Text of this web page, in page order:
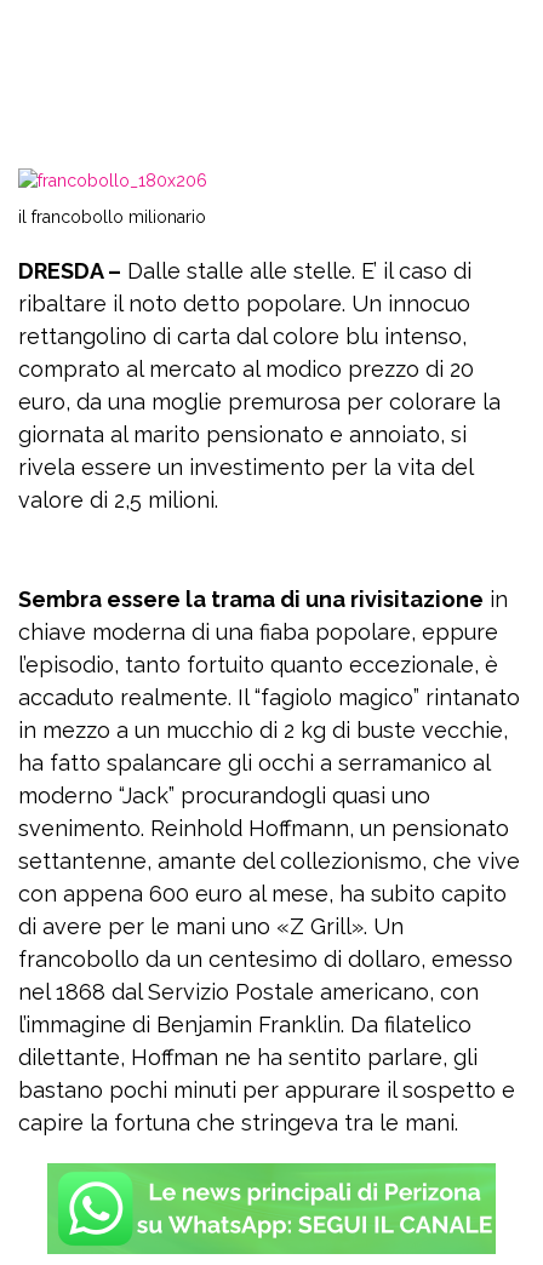
il francobollo milionario
DRESDA – Dalle stalle alle stelle. E’ il caso di
ribaltare il noto detto popolare. Un innocuo
rettangolino di carta dal colore blu intenso,
comprato al mercato al modico prezzo di 20
euro, da una moglie premurosa per colorare la
giornata al marito pensionato e annoiato, si
rivela essere un investimento per la vita del
valore di 2,5 milioni.
Sembra essere la trama di una rivisitazione in
chiave moderna di una fiaba popolare, eppure
l’episodio, tanto fortuito quanto eccezionale, è
accaduto realmente. Il “fagiolo magico” rintanato
in mezzo a un mucchio di 2 kg di buste vecchie,
ha fatto spalancare gli occhi a serramanico al
moderno “Jack” procurandogli quasi uno
svenimento. Reinhold Hoffmann, un pensionato
settantenne, amante del collezionismo, che vive
con appena 600 euro al mese, ha subito capito
di avere per le mani uno «Z Grill». Un
francobollo da un centesimo di dollaro, emesso
nel 1868 dal Servizio Postale americano, con
l’immagine di Benjamin Franklin. Da filatelico
dilettante, Hoffman ne ha sentito parlare, gli
bastano pochi minuti per appurare il sospetto e
capire la fortuna che stringeva tra le mani.